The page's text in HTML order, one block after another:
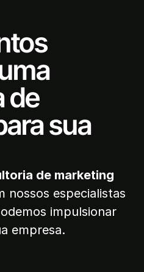
de
sua
de marketing
nossos especialistas
impulsionar
empresa.